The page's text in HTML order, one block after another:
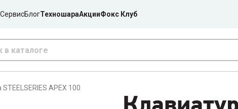
СервисБлогТехношараАкцииФокс Клуб
APEX 100